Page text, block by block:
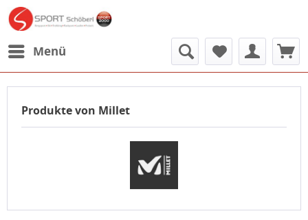
Menü
Produkte von Millet